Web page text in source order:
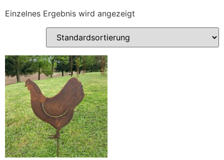
Einzelnes Ergebnis wird angezeigt